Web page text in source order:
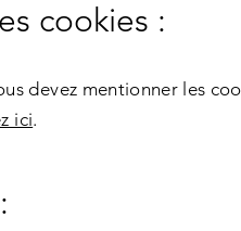
cookies :
devez mentionner les
ici.